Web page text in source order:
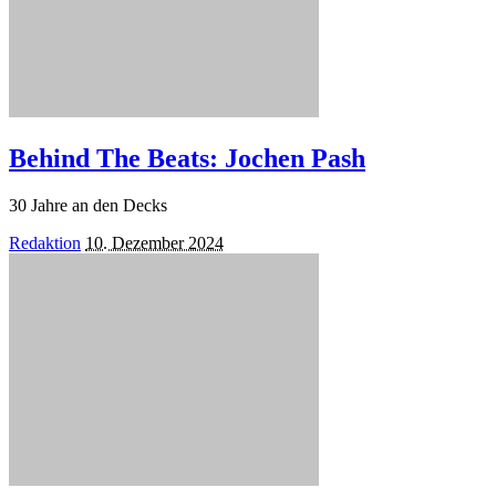
Behind The Beats: Jochen Pash
30 Jahre an den Decks
Posted
Redaktion 10. Dezember 2024